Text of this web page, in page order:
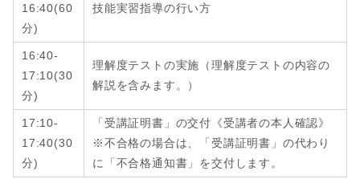
16:40(60
分)
技能実習指導の行い方
16:40-
17:10(30
分)
理解度テストの実施（理解度テストの内容の
解説を含みます。）
17:10-
17:40(30
分)
「受講証明書」の交付《受講者の本人確認》
※不合格の場合は、「受講証明書」の代わり
に「不合格通知書」を交付します。